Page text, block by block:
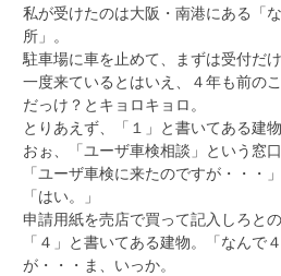
私が受けたのは大阪・南港にある「
所」。
駐車場に車を止めて、まずは受付だ
一度来ているとはいえ、４年も前の
だっけ？とキョロキョロ。
とりあえず、「１」と書いてある建
おぉ、「ユーザ車検相談」という窓
「ユーザ車検に来たのですが・・・
「はい。」
申請用紙を売店で買って記入しろと
「４」と書いてある建物。「なんで
が・・・ま、いっか。